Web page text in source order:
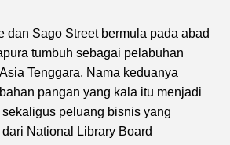
dan Sago Street bermula pada abad
tumbuh sebagai pelabuhan
Tenggara. Nama keduanya
pangan yang kala itu menjadi
peluang bisnis yang
National Library Board